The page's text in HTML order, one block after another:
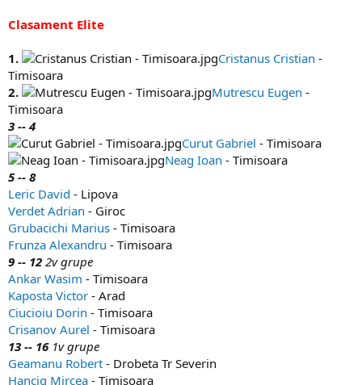
Clasament Elite
1. Cristanus Cristian -
Timisoara
2.
Mutrescu Eugen -
Timisoara
3 -- 4
Curut Gabriel - Timisoara
Neag Ioan - Timisoara
5 -- 8
Leric David - Lipova
Verdet Adrian - Giroc
Grubacichi Marius - Timisoara
Frunza Alexandru - Timisoara
9 -- 12 2v grupe
Ankar Wasim - Timisoara
Kaposta Victor - Arad
Ciucioiu Dorin - Timisoara
Crisanov Aurel - Timisoara
13 -- 161v grupe
Geamanu Robert - Drobeta Tr Severin
Hancig Mircea - Timisoara